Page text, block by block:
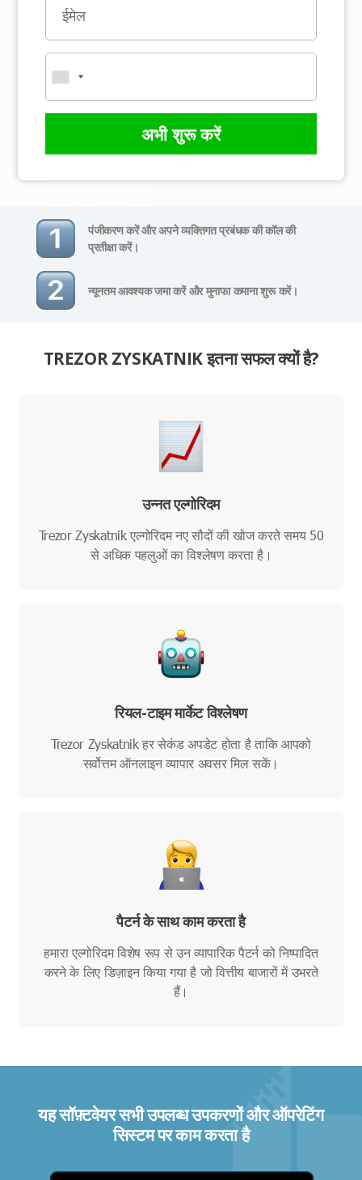
अभी शुरू करें
पंजीकरण करें और अपने व्यक्तिगत प्रबंधक की कॉल की
प्रतीक्षा करें।
न्यूनतम आवश्यक जमा करें और मुनाफा कमाना शुरू करें।
TREZOR ZYSKATNIK इतना सफल क्यों है?
उन्नत एल्गोरिदम
Trezor Zyskatnik एल्गोरिदम नए सौदों की खोज करते समय 50
से अधिक पहलुओं का विश्लेषण करता है।
रियल-टाइम मार्केट विश्लेषण
Trezor Zyskatnik हर सेकंड अपडेट होता है ताकि आपको
सर्वोत्तम ऑनलाइन व्यापार अवसर मिल सकें।
पैटर्न के साथ काम करता है
हमारा एल्गोरिदम विशेष रूप से उन व्यापारिक पैटर्न को निष्पादित
करने के लिए डिज़ाइन किया गया है जो वित्तीय बाजारों में उभरते
हैं।
यह सॉफ़्टवेयर सभी उपलब्ध उपकरणों और ऑपरेटिंग
सिस्टम पर काम करता है